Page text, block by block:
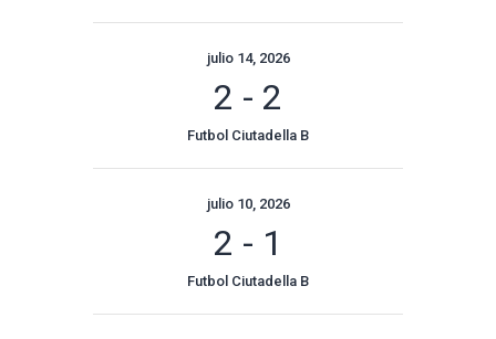
julio 14, 2026
2 - 2
Futbol Ciutadella B
julio 10, 2026
2 - 1
Futbol Ciutadella B